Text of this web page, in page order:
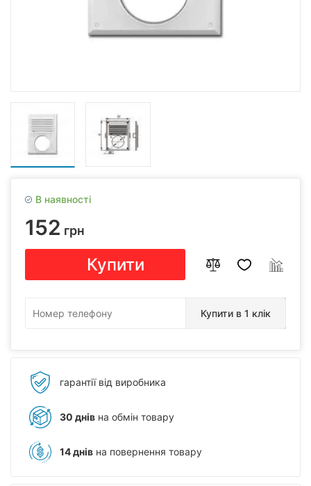
В наявності
152 грн
Купити
Купити в 1 клік
гарантії від виробника
30 днів на обмін товару
14 днів на повернення товару